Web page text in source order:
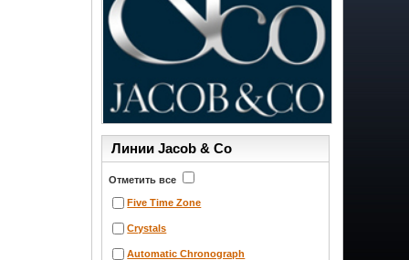
Линии Jacob & Co
Отметить все
Five Time Zone
Crystals
Automatic Chronograph